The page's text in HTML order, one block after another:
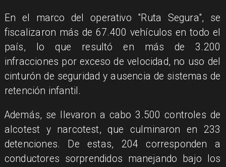
En el marco del operativo "Ruta Segura", se
fiscalizaron más de 67.400 vehículos en todo el
país, lo que resultó en más de 3.200
infracciones por exceso de velocidad, no uso del
cinturón de seguridad y ausencia de sistemas de
retención infantil.
Además, se llevaron a cabo 3.500 controles de
alcotest y narcotest, que culminaron en 233
detenciones. De estas, 204 corresponden a
conductores sorprendidos manejando bajo los